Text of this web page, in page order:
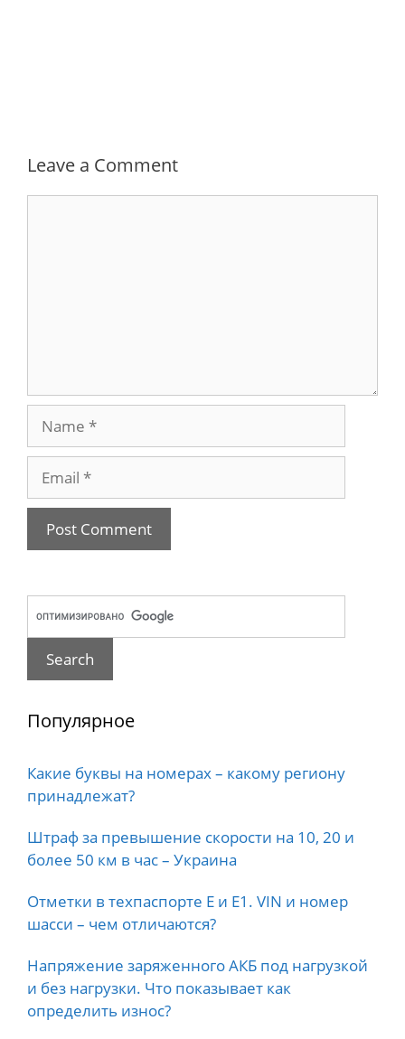
Leave a Comment
Популярное
Какие буквы на номерах – какому региону
принадлежат?
Штраф за превышение скорости на 10, 20 и
более 50 км в час – Украина
Отметки в техпаспорте E и E1. VIN и номер
шасси – чем отличаются?
Напряжение заряженного АКБ под нагрузкой
и без нагрузки. Что показывает как
определить износ?